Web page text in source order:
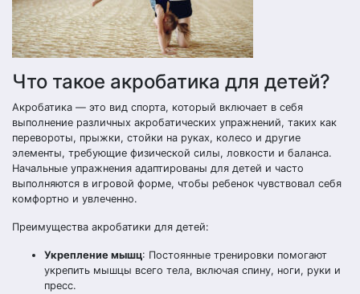
Что такое акробатика для детей?
Акробатика — это вид спорта, который включает в себя
выполнение различных акробатических упражнений, таких как
перевороты, прыжки, стойки на руках, колесо и другие
элементы, требующие физической силы, ловкости и баланса.
Начальные упражнения адаптированы для детей и часто
выполняются в игровой форме, чтобы ребенок чувствовал себя
комфортно и увлеченно.
Преимущества акробатики для детей:
Укрепление мышц: Постоянные тренировки помогают
укрепить мышцы всего тела, включая спину, ноги, руки и
пресс.